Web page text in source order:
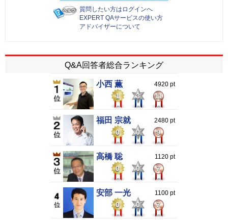
質問したい方はログインへ
EXPERT QAサービスの使い方
アドバイザーについて
Q&A回答者総合ランキング
小西 薫 4920 pt
1 3 11
福田 宗就 2480 pt
0 0 9
高橋 聡 1120 pt
0 0 7
安部 一光 1100 pt
0 0 7